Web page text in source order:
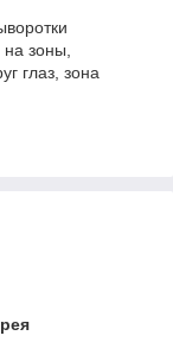
зоны,
глаз, зона